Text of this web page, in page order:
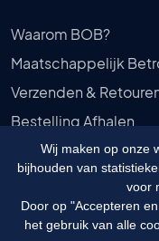
Wij maken op onze
bijhouden van
voor
Door op "Accepteren
het gebruik van alle
Waarom BOB?
Maatschappelijk
Verzenden &
Bestelling Afhalen
Privébeleid
Algemene